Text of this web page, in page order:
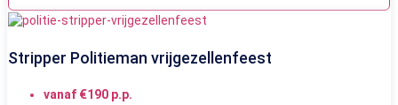
Stripper Politieman vrijgezellenfeest
vanaf €190 p.p.